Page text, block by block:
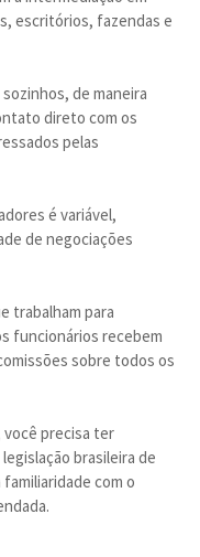
escritórios, fazendas e
de maneira
direto com os
pelas
é variável,
de negociações
trabalham para
funcionários recebem
sobre todos os
você precisa ter
brasileira de
com o